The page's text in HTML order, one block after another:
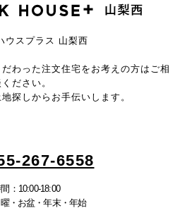
ウスプラス 山梨西
わった注文住宅を お考えの方はご相
ださい。
探しからお手伝いします。
267-6558
：10:00-18:00
・お盆・年末・年始